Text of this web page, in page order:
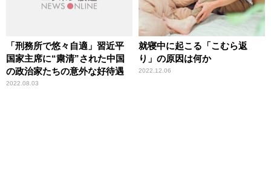
「刑務所で悠々自適」習近平
国家主席に“粛清”された中国
の政治家たちの意外な好待遇
2022.08.03
就寝中に起こる「こむら返
り」の原因は何か
2022.12.06